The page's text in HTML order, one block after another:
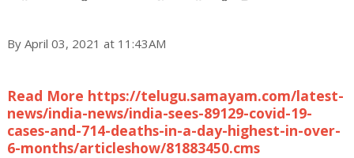
By April 03, 2021 at 11:43AM
Read More https://telugu.samayam.com/latest-
news/india-news/india-sees-89129-covid-19-
cases-and-714-deaths-in-a-day-highest-in-over-
6-months/articleshow/81883450.cms